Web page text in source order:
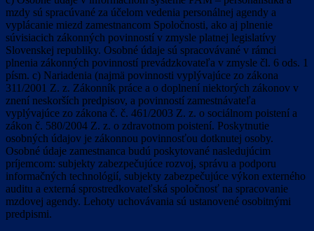
mzdy sú spracúvané za účelom vedenia personálnej agendy a
vyplácanie miezd zamestnancom Spoločnosti, ako aj plnenie
súvisiacich zákonných povinností v zmysle platnej legislatívy
Slovenskej republiky. Osobné údaje sú spracovávané v rámci
plnenia zákonných povinností prevádzkovateľa v zmysle čl. 6 ods. 1
písm. c) Nariadenia (najmä povinnosti vyplývajúce zo zákona
311/2001 Z. z. Zákonník práce a o doplnení niektorých zákonov v
znení neskorších predpisov, a povinností zamestnávateľa
vyplývajúce zo zákona č. č. 461/2003 Z. z. o sociálnom poistení a
zákon č. 580/2004 Z. z. o zdravotnom poistení. Poskytnutie
osobných údajov je zákonnou povinnosťou dotknutej osoby.
Osobné údaje zamestnanca budú poskytované nasledujúcim
príjemcom: subjekty zabezpečujúce rozvoj, správu a podporu
informačných technológií, subjekty zabezpečujúce výkon externého
auditu a externá sprostredkovateľská spoločnosť na spracovanie
mzdovej agendy. Lehoty uchovávania sú ustanovené osobitnými
predpismi.